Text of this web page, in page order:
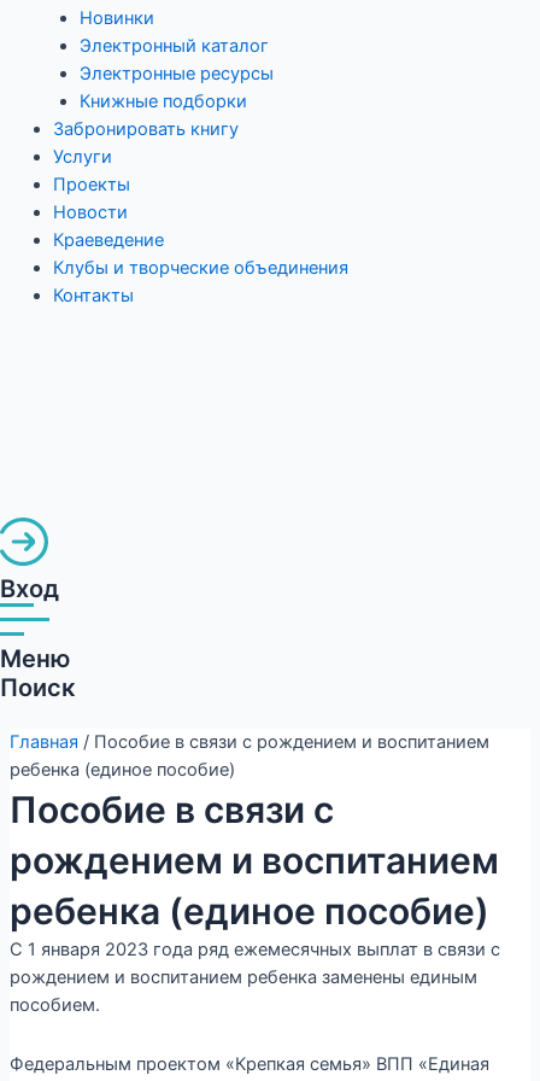
Новинки
Электронный каталог
Электронные ресурсы
Книжные подборки
Забронировать книгу
Услуги
Проекты
Новости
Краеведение
Клубы и творческие объединения
Контакты
Вход
Меню
Поиск
Главная / Пособие в связи с рождением и воспитанием
ребенка (единое пособие)
Пособие в связи с
рождением и воспитанием
ребенка (единое пособие)
С 1 января 2023 года ряд ежемесячных выплат в связи с
рождением и воспитанием ребенка заменены единым
пособием.
Федеральным проектом «Крепкая семья» ВПП «Единая